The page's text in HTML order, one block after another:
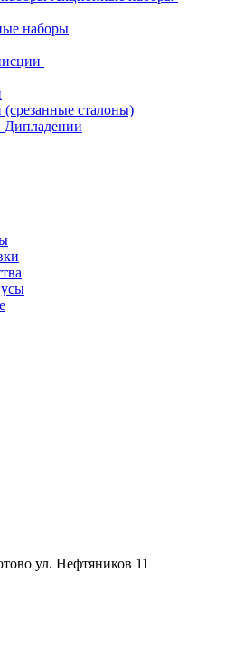
наборы
сталоны)
Дипладении
ул. Нефтяников 11